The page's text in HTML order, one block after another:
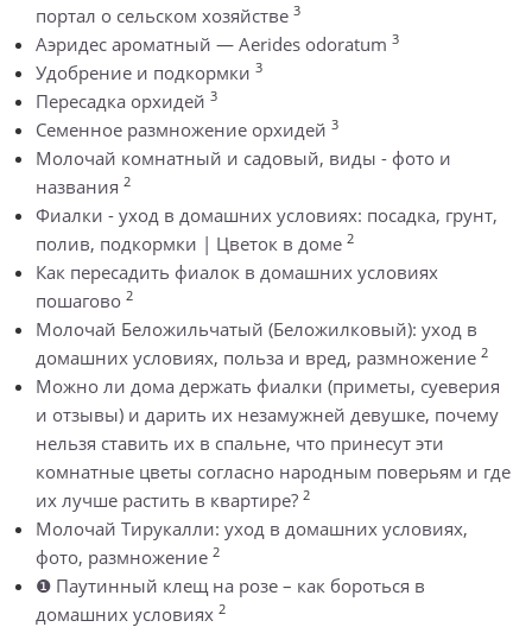
портал о сельском хозяйстве 3
Аэридес ароматный — Aerides odoratum 3
Удобрение и подкормки 3
Пересадка орхидей 3
Семенное размножение орхидей 3
Молочай комнатный и садовый, виды - фото и
названия 2
Фиалки - уход в домашних условиях: посадка, грунт,
полив, подкормки | Цветок в доме 2
Как пересадить фиалок в домашних условиях
пошагово 2
Молочай Беложильчатый (Беложилковый): уход в
домашних условиях, польза и вред, размножение 2
Можно ли дома держать фиалки (приметы, суеверия
и отзывы) и дарить их незамужней девушке, почему
нельзя ставить их в спальне, что принесут эти
комнатные цветы согласно народным поверьям и где
их лучше растить в квартире? 2
Молочай Тирукалли: уход в домашних условиях,
фото, размножение 2
❶ Паутинный клещ на розе – как бороться в
домашних условиях 2